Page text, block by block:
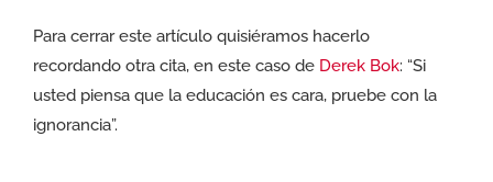
Para cerrar este artículo quisiéramos hacerlo
recordando otra cita, en este caso de Derek Bok: “Si
usted piensa que la educación es cara, pruebe con la
ignorancia”.